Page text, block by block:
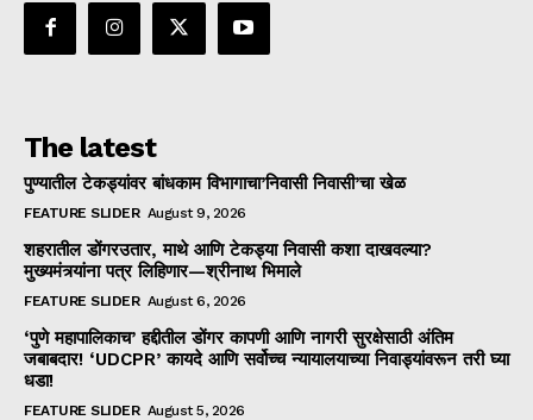
The latest
पुण्यातील टेकड्यांवर बांधकाम विभागाचा’निवासी निवासी’चा खेळ
FEATURE SLIDER August 9, 2026
शहरातील डोंगरउतार, माथे आणि टेकड्या निवासी कशा दाखवल्या?
मुख्यमंत्र्यांना पत्र लिहिणार—श्रीनाथ भिमाले
FEATURE SLIDER August 6, 2026
‘पुणे महापालिकाच’ हद्दीतील डोंगर कापणी आणि नागरी सुरक्षेसाठी अंतिम
जबाबदार! ‘UDCPR’ कायदे आणि सर्वोच्च न्यायालयाच्या निवाड्यांवरून तरी घ्या
धडा!
FEATURE SLIDER August 5, 2026